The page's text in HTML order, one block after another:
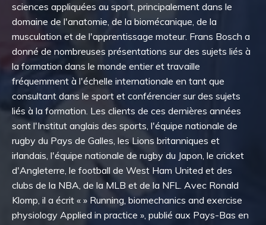
sciences appliquées au sport, principalement dans le
domaine de l'anatomie, de la biomécanique, de la
musculation et de l'apprentissage moteur. Frans Bosch a
donné de nombreuses présentations sur des sujets liés à
la formation dans le monde entier et travaille
fréquemment à l'échelle internationale en tant que
consultant dans le sport et conférencier sur des sujets
liés à la formation. Les clients de ces dernières années
sont l'Institut anglais des sports, l'équipe nationale de
rugby du Pays de Galles, les Lions britanniques et
irlandais, l'équipe nationale de rugby du Japon, le cricket
d'Angleterre, le football de West Ham United et des
clubs de la NBA, de la MLB et de la NFL. Avec Ronald
Klomp, il a écrit « » Running, biomechanics and exercise
physiology Applied in practice », publié aux Pays-Bas en